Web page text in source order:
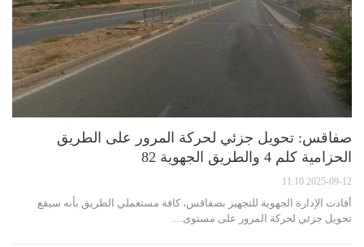
صفاقس: تحويل جزئي لحركة المرور على الطريق
الحزامية كلم 4 والطريق الجهوية 82
2025-09-12 11:10
أفادت الإدارة الجهوية للتجهيز بصفاقس، كافة مستعملي الطريق بأنه سيقع
تحويل جزئي لحركة المرور على مستوى…